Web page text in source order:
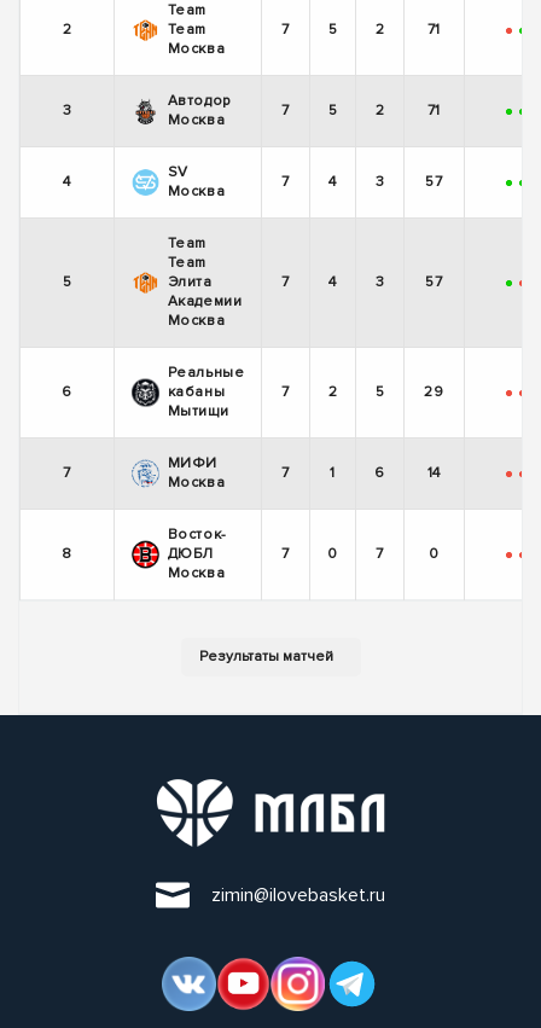
2
Team
Team
Москва
7 5 2 71 - +
3
Автодор
Москва
7 5 2 71 + +
4
SV
Москва
7 4 3 57 + +
5
Team
Team
Элита
Академии
Москва
7 4 3 57 + -
6
Реальные
кабаны
Мытищи
7 2 5 29 - -
7
МИФИ
Москва
7 1 6 14 - -
8
Восток-
ДЮБЛ
Москва
7 0 7 0 - -
zimin@ilovebasket.ru